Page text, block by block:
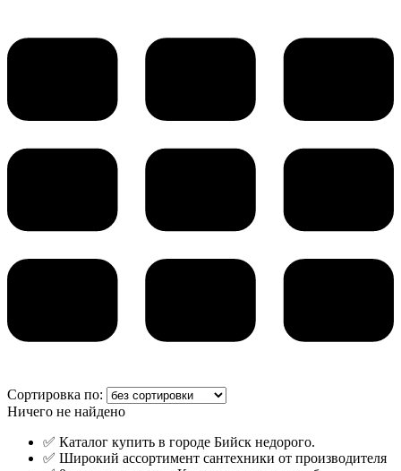
Сортировка по:
Ничего не найдено
✅ Каталог купить в городе Бийск недорого.
✅ Широкий ассортимент сантехники от производителя